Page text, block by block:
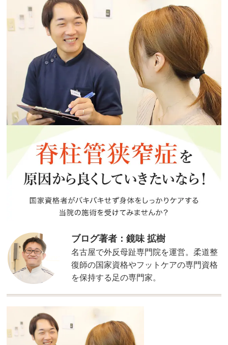
ブログ著者：鏡味 拡樹
名古屋で外反母趾専門院を運営。柔道整
復師の国家資格やフットケアの専門資格
を保持する足の専門家。